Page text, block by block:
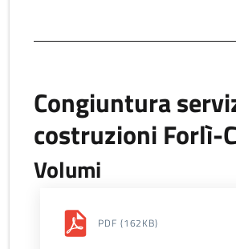
Congiuntura
costruzioni Forlì-
Volumi
PDF (162KB)